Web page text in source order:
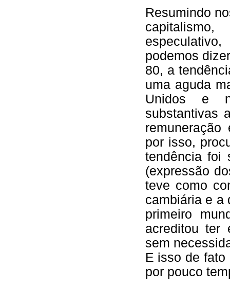
Resumindo
podemos
80, a
uma aguda
Unidos e
substantivas
por isso,
tendência foi
(expressão
teve como
cambiária e a
primeiro
acreditou ter
sem
E isso de fato
por pouco